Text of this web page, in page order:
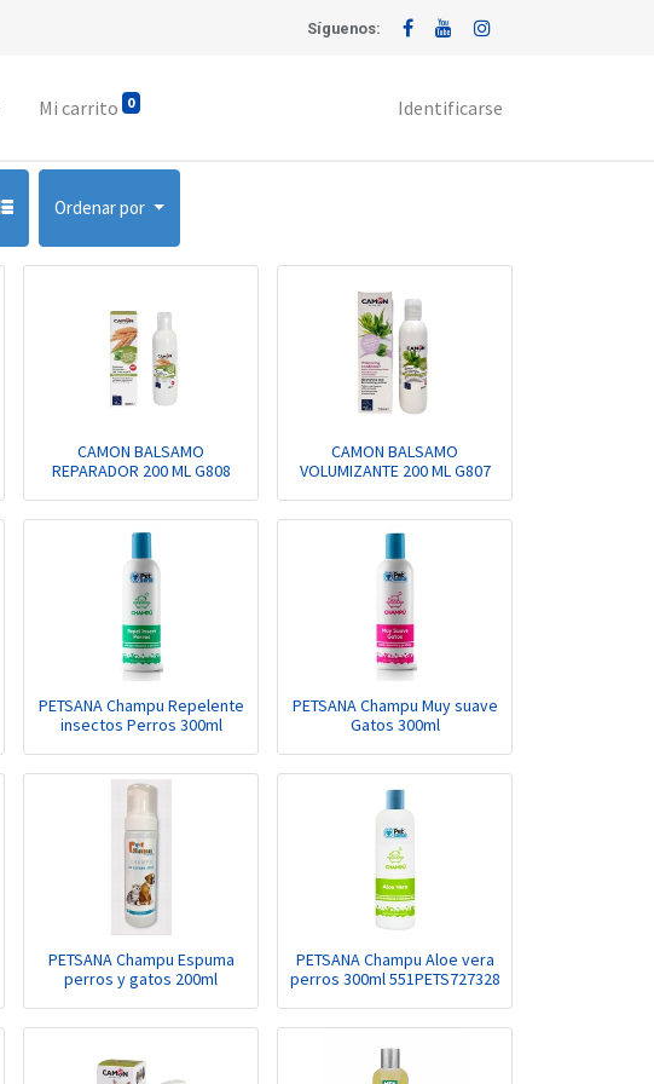
Síguenos:
Mi carrito 0 Identificarse
Ordenar por
CAMON BALSAMO
REPARADOR 200 ML G808
CAMON BALSAMO
VOLUMIZANTE 200 ML G807
PETSANA Champu Repelente
insectos Perros 300ml
PETSANA Champu Muy suave
Gatos 300ml
PETSANA Champu Espuma
perros y gatos 200ml
PETSANA Champu Aloe vera
perros 300ml 551PETS727328